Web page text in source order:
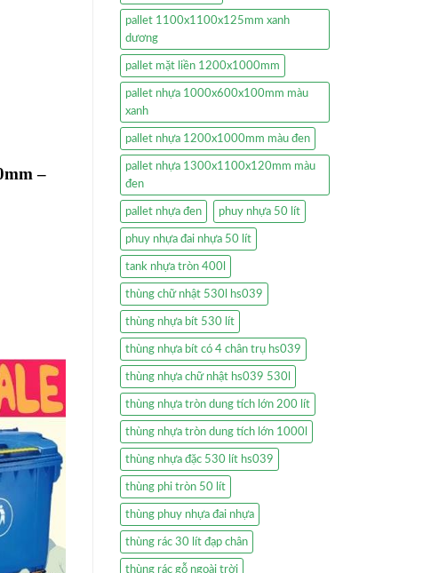
–
pallet 1100x1100x125mm xanh
dương
pallet mặt liền 1200x1000mm
pallet nhựa 1000x600x100mm màu
xanh
pallet nhựa 1200x1000mm màu đen
pallet nhựa 1300x1100x120mm màu
đen
pallet nhựa đen phuy nhựa 50 lít
phuy nhựa đai nhựa 50 lít
tank nhựa tròn 400l
thùng chữ nhật 530l hs039
thùng nhựa bít 530 lít
thùng nhựa bít có 4 chân trụ hs039
thùng nhựa chữ nhật hs039 530l
thùng nhựa tròn dung tích lớn 200 lít
thùng nhựa tròn dung tích lớn 1000l
thùng nhựa đặc 530 lít hs039
thùng phi tròn 50 lít
thùng phuy nhựa đai nhựa
thùng rác 30 lít đạp chân
thùng rác gỗ ngoài trời